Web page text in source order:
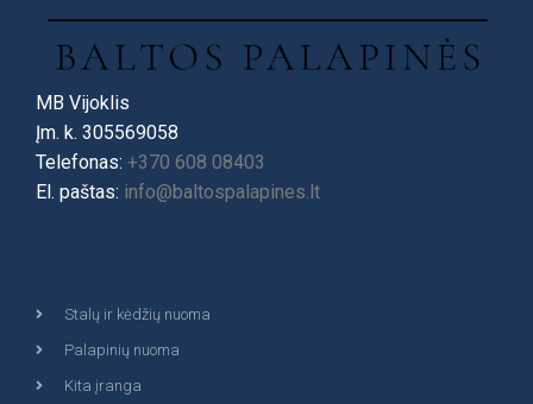
MB Vijoklis
Įm. k. 305569058
Telefonas: +370 608 08403
El. paštas: info@baltospalapines.lt
Stalų ir kėdžių nuoma
Palapinių nuoma
Kita įranga